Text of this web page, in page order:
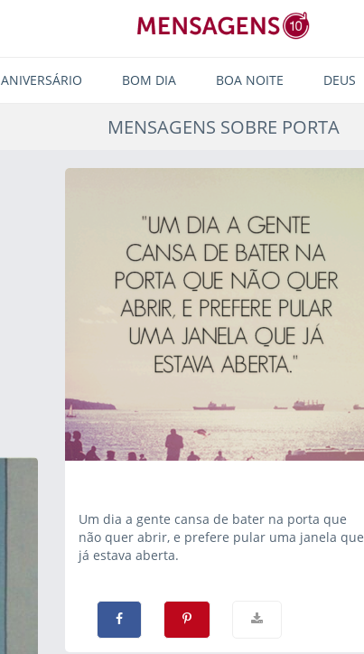
ANIVERSÁRIO BOM DIA BOA NOITE DEUS
MENSAGENS SOBRE PORTA
Um dia a gente cansa de bater na porta que
não quer abrir, e prefere pular uma janela que
já estava aberta.